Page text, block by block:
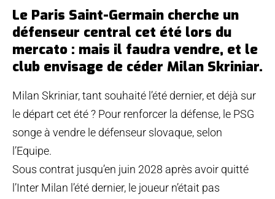
Le Paris Saint-Germain cherche un
défenseur central cet été lors du
mercato : mais il faudra vendre, et le
club envisage de céder Milan Skriniar.
Milan Skriniar, tant souhaité l’été dernier, et déjà sur
le départ cet été ? Pour renforcer la défense, le PSG
songe à vendre le défenseur slovaque, selon
l’Equipe.
Sous contrat jusqu’en juin 2028 après avoir quitté
l’Inter Milan l’été dernier, le joueur n’était pas